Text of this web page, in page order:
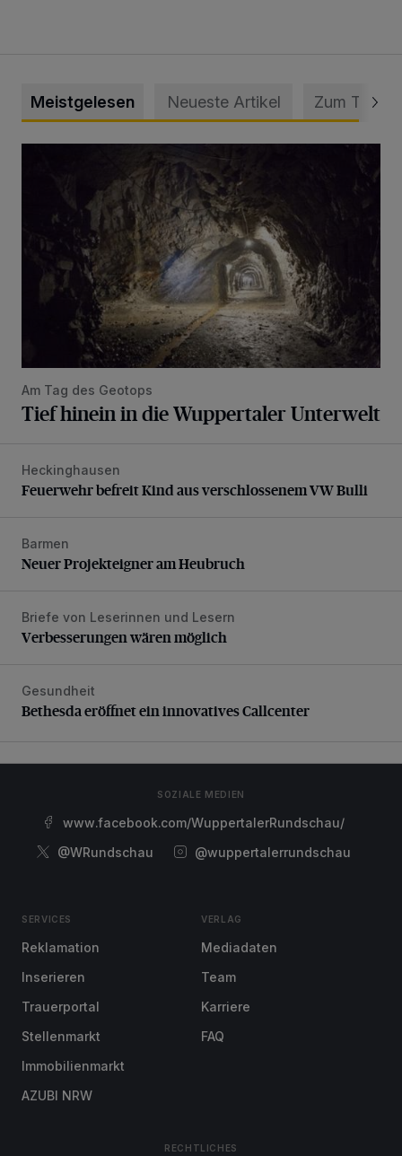
Meistgelesen Neueste Artikel Zum Thema
Am Tag des Geotops
Tief hinein in die Wuppertaler Unterwelt
Feuerwehr befreit Kind aus verschlossenem VW Bulli
Heckinghausen
Feuerwehr befreit Kind aus verschlossenem VW Bulli
Neuer Projekteigner am Heubruch
Barmen
Neuer Projekteigner am Heubruch
Verbesserungen wären möglich
Briefe von Leserinnen und Lesern
Verbesserungen wären möglich
Bethesda eröffnet ein innovatives Callcenter
Gesundheit
Bethesda eröffnet ein innovatives Callcenter
SOZIALE MEDIEN
www.facebook.com/WuppertalerRundschau/
@WRundschau
@wuppertalerrundschau
SERVICES
Reklamation
Inserieren
Trauerportal
Stellenmarkt
Immobilienmarkt
AZUBI NRW
VERLAG
Mediadaten
Team
Karriere
FAQ
RECHTLICHES